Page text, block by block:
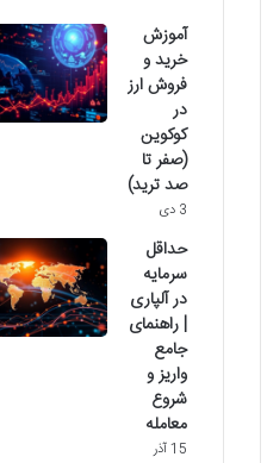
آموزش
خرید و
فروش ارز
در
کوکوین
(صفر تا
صد ترید)
3 دی
حداقل
سرمایه
در آلپاری
| راهنمای
جامع
واریز و
شروع
معامله
15 آذر